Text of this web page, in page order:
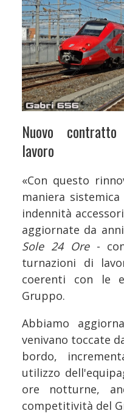
Nuovo
lavoro
«Con questo
maniera
indennità
aggiornate da
Sole 24 Ore -
turnazioni di
coerenti con le
Gruppo.
Abbiamo
venivano toccate
bordo,
utilizzo
ore notturne,
competitività del